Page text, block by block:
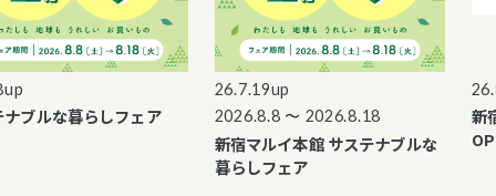
ルな暮らしフェア
26.7.19up
2026.8.8 〜 2026.8.18
新宿マルイ本館 サステナブルな
暮らしフェア
新
OPEN